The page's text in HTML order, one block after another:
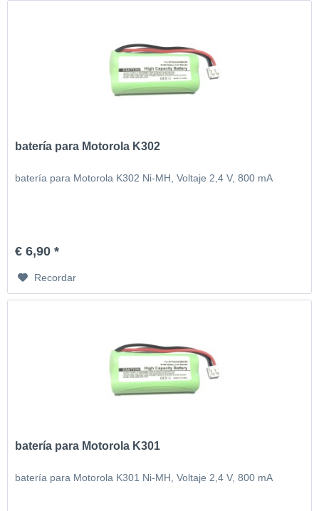
batería para Motorola K302
batería para Motorola K302 Ni-MH, Voltaje 2,4 V, 800 mA
€ 6,90 *
Recordar
batería para Motorola K301
batería para Motorola K301 Ni-MH, Voltaje 2,4 V, 800 mA